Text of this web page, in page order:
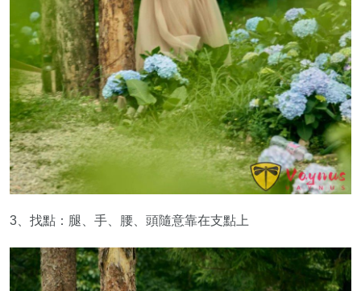
3、找點：腿、手、腰、頭隨意靠在支點上